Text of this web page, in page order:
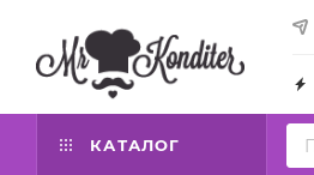
КАТАЛОГ